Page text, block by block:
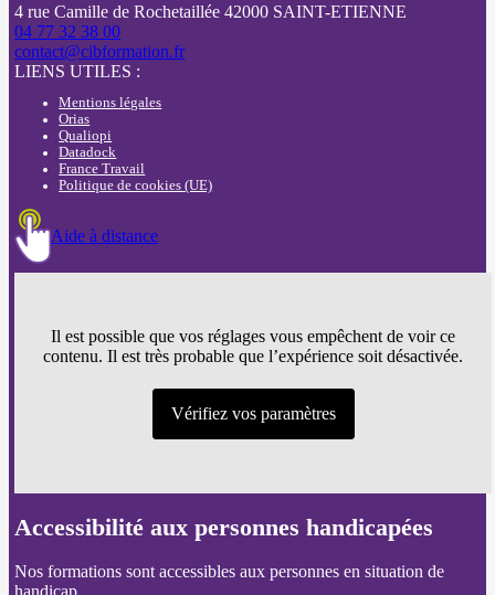
4 rue Camille de Rochetaillée 42000 SAINT-ETIENNE
04 77 32 38 00
contact@cibformation.fr
LIENS UTILES :
Mentions légales
Orias
Qualiopi
Datadock
France Travail
Politique de cookies (UE)
Aide à distance
Il est possible que vos réglages vous empêchent de voir ce
contenu. Il est très probable que l’expérience soit désactivée.
Vérifiez vos paramètres
Accessibilité aux personnes handicapées
Nos formations sont accessibles aux personnes en situation de
handicap.